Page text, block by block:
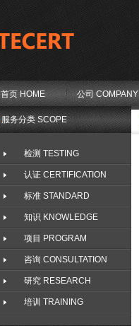
首页 HOME 公司 COMPANY
服务分类 SCOPE
检测 TESTING
认证 CERTIFICATION
标准 STANDARD
知识 KNOWLEDGE
项目 PROGRAM
咨询 CONSULTATION
研究 RESEARCH
培训 TRAINING